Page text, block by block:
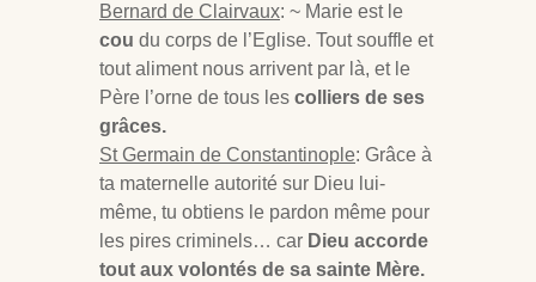
Bernard de Clairvaux: ~ Marie est le
cou du corps de l’Eglise. Tout souffle et
tout aliment nous arrivent par là, et le
Père l’orne de tous les colliers de ses
grâces.
St Germain de Constantinople: Grâce à
ta maternelle autorité sur Dieu lui-
même, tu obtiens le pardon même pour
les pires criminels… car Dieu accorde
tout aux volontés de sa sainte Mère.